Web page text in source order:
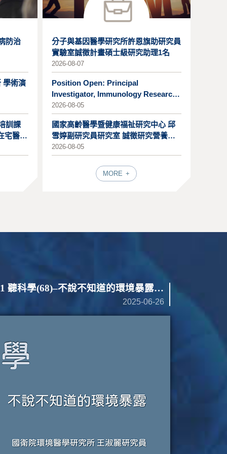
防治
學術演
訓課
宅醫
分子與基因醫學研究所許恩旗助研究員
實驗室誠徵計畫碩士級研究助理1名
2026-08-07
Position Open: Principal
Investigator, Immunology Research
Center (2
2026-08-05
國家高齡醫學暨健康福祉研究中心 邱
雪婷副研究員研究室 誠徵研究營養師
(研
2026-08-05
MORE
【國衛院Podcast】EP121 聽科學(68)–不說不知道的環境暴露（下）
2025-06-26